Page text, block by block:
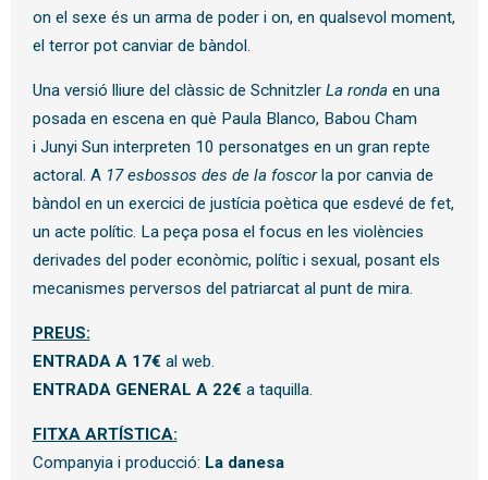
on el sexe és un arma de poder i on, en qualsevol moment,
el terror pot canviar de bàndol.
Una versió lliure del clàssic de Schnitzler La ronda en una
posada en escena en què Paula Blanco, Babou Cham
i Junyi Sun interpreten 10 personatges en un gran repte
actoral. A 17esbossos des de la foscorla por canvia de
bàndol en un exercici de justícia poètica que esdevé de fet,
un acte polític. La peça posa el focus en les violències
derivades del poder econòmic, polític i sexual, posant els
mecanismes perversos del patriarcat al punt de mira.
PREUS:
ENTRADA A 17€ al web.
ENTRADA GENERAL A 22€ a taquilla.
FITXA ARTÍSTICA:
Companyia i producció: La danesa